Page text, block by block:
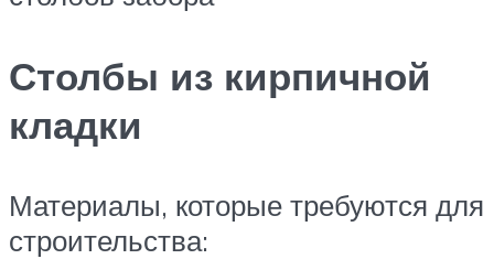
Столбы из кирпичной
кладки
Материалы, которые требуются для
строительства: